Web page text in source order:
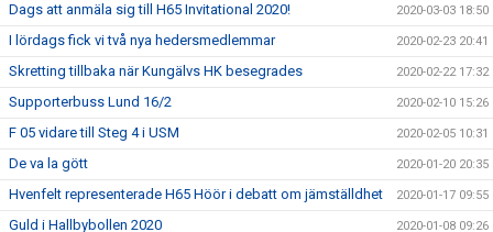
Dags att anmäla sig till H65 Invitational 2020! 2020-03-03 18:50
I lördags fick vi två nya hedersmedlemmar 2020-02-23 20:41
Skretting tillbaka när Kungälvs HK besegrades 2020-02-22 17:32
Supporterbuss Lund 16/2 2020-02-10 15:26
F 05 vidare till Steg 4 i USM 2020-02-05 10:31
De va la gött 2020-01-20 20:35
Hvenfelt representerade H65 Höör i debatt om jämställdhet 2020-01-17 09:55
Guld i Hallbybollen 2020 2020-01-08 09:26